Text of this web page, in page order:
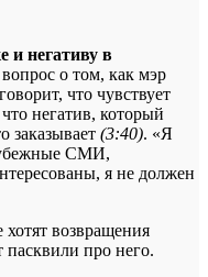
и негативу в
о том, как мэр
что чувствует
негатив, который
заказывает (3:40). «Я
СМИ,
я не должен
возвращения
про него.